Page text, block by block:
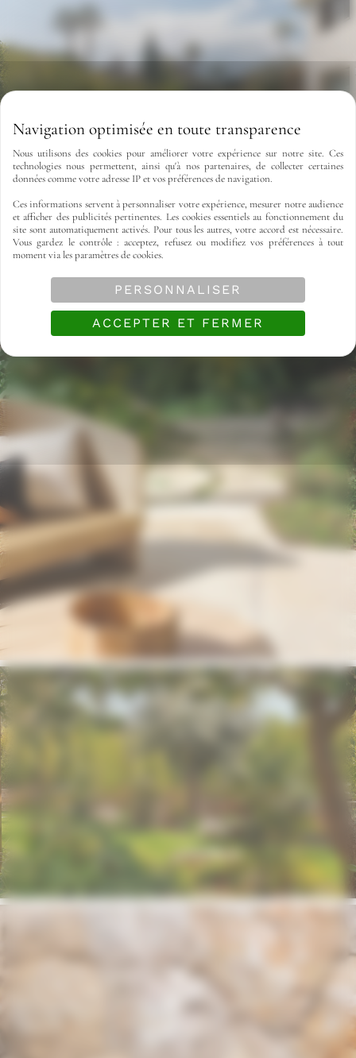
Nous utilisons des cookies pour améliorer votre expérience sur notre site. Ces
technologies nous permettent, ainsi qu'à nos partenaires, de collecter certaines
données comme votre adresse IP et vos préférences de navigation.
Ces informations servent à personnaliser votre expérience, mesurer notre audience
et afficher des publicités pertinentes. Les cookies essentiels au fonctionnement du
site sont automatiquement activés. Pour tous les autres, votre accord est nécessaire.
Vous gardez le contrôle : acceptez, refusez ou modifiez vos préférences à tout
moment via les paramètres de cookies.
ACCEPTER ET FERMER
PERSONNALISER